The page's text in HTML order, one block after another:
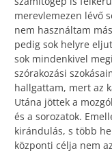
merevlemezen lévő
nem használtam
pedig sok helyre
sok mindenkivel
szórakozási
hallgattam, mert az
Utána jöttek a
és a sorozatok.
kirándulás, s több
központi célja nem